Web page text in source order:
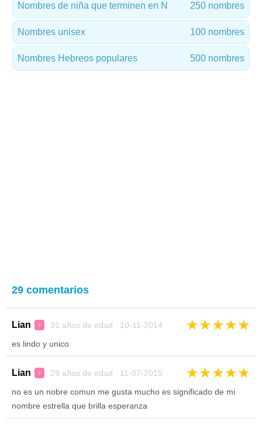
Nombres de niña que terminen en N 250 nombres
Nombres unisex 100 nombres
Nombres Hebreos populares 500 nombres
29 comentarios
Lian ♀ 31 años de edad 10-11-2014 ★★★★★
es lindo y unico
Lian ♀ 29 años de edad 11-07-2015 ★★★★★
no es un nobre comun me gusta mucho es significado de mi
nombre estrella que brilla esperanza